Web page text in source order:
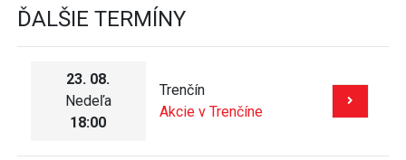
ĎALŠIE TERMÍNY
23. 08.
Nedeľa
18:00
Trenčín
Akcie v Trenčíne